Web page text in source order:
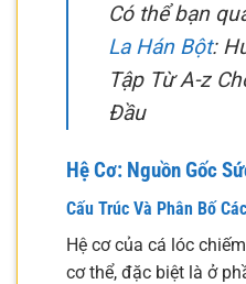
Có thể bạn
La Hán Bột:
Tập Từ A-z
Đầu
Hệ Cơ: Nguồn Gốc
Cấu Trúc Và Phân Bố
Hệ cơ của cá lóc
cơ thể, đặc biệt là ở